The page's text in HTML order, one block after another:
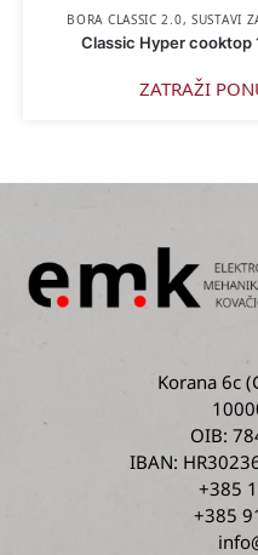
BORA CLASSIC 2.0, SUSTAVI
Classic Hyper
ZATRAŽI
Korana 6c
OIB:
IBAN:
+385
+385